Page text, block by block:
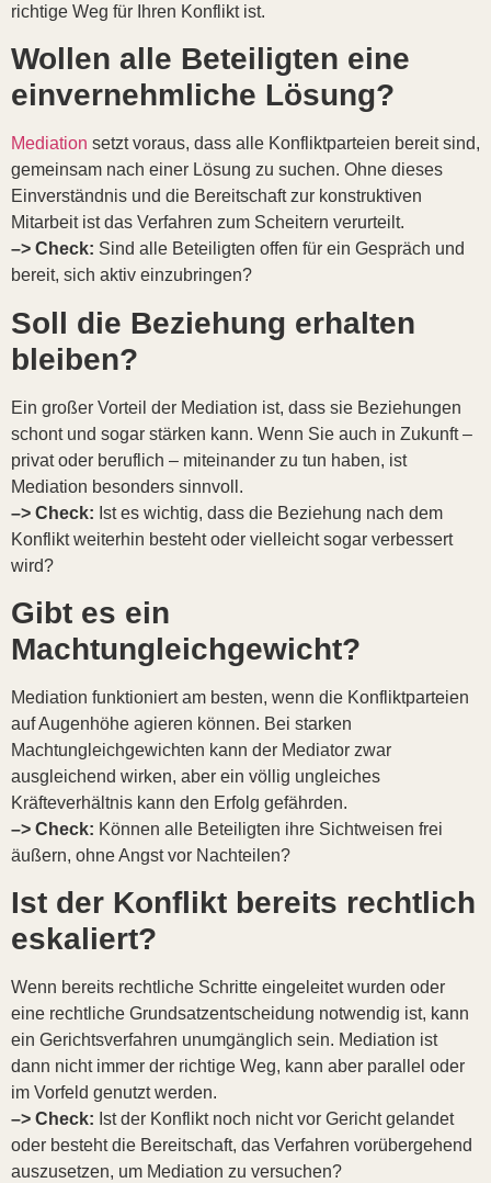
richtige Weg für Ihren Konflikt ist.
Wollen alle Beteiligten eine
einvernehmliche Lösung?
Mediation setzt voraus, dass alle Konfliktparteien bereit sind,
gemeinsam nach einer Lösung zu suchen. Ohne dieses
Einverständnis und die Bereitschaft zur konstruktiven
Mitarbeit ist das Verfahren zum Scheitern verurteilt.
–> Check: Sind alle Beteiligten offen für ein Gespräch und
bereit, sich aktiv einzubringen?
Soll die Beziehung erhalten
bleiben?
Ein großer Vorteil der Mediation ist, dass sie Beziehungen
schont und sogar stärken kann. Wenn Sie auch in Zukunft –
privat oder beruflich – miteinander zu tun haben, ist
Mediation besonders sinnvoll.
–> Check: Ist es wichtig, dass die Beziehung nach dem
Konflikt weiterhin besteht oder vielleicht sogar verbessert
wird?
Gibt es ein
Machtungleichgewicht?
Mediation funktioniert am besten, wenn die Konfliktparteien
auf Augenhöhe agieren können. Bei starken
Machtungleichgewichten kann der Mediator zwar
ausgleichend wirken, aber ein völlig ungleiches
Kräfteverhältnis kann den Erfolg gefährden.
–> Check: Können alle Beteiligten ihre Sichtweisen frei
äußern, ohne Angst vor Nachteilen?
Ist der Konflikt bereits rechtlich
eskaliert?
Wenn bereits rechtliche Schritte eingeleitet wurden oder
eine rechtliche Grundsatzentscheidung notwendig ist, kann
ein Gerichtsverfahren unumgänglich sein. Mediation ist
dann nicht immer der richtige Weg, kann aber parallel oder
im Vorfeld genutzt werden.
–> Check: Ist der Konflikt noch nicht vor Gericht gelandet
oder besteht die Bereitschaft, das Verfahren vorübergehend
auszusetzen, um Mediation zu versuchen?